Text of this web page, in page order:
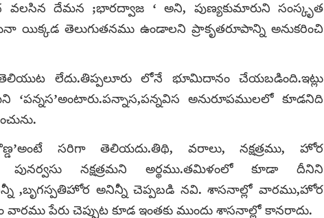
వలసిన దేమన ;భారద్వాజ ‘ అని, పుణ్యకుమారుని సంస్కృత
యిక్కడ తెలుగుతనము ఉండాలని ప్రాకృతరూపాన్ని అనుకరించి
తెలియుట లేదు.తిప్పలూరు లోనే భూమిదానం చేయబడింది.ఇట్లు
‘పన్నస’అంటారు.పన్నాస,పన్నవిస అనురూపములలో కూడనిది
సరిగా తెలియదు.తిథి, వరాలు, నక్షత్రము, హోర
పునర్వసు నక్షత్రమని అర్థము.తమిళంలో కూడా దీనిని
,బృగస్పతిహోర అనిన్నీ చెప్పబడి నవి. శాసనాల్లో వారము,హోర
పేరు చెప్పుట కూడ ఇంతకు ముందు శాసనాల్లో కానరాదు.